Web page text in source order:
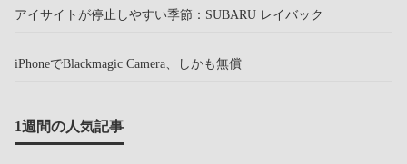
アイサイトが停止しやすい季節：SUBARU レイバック
iPhoneでBlackmagic Camera、しかも無償
1週間の人気記事